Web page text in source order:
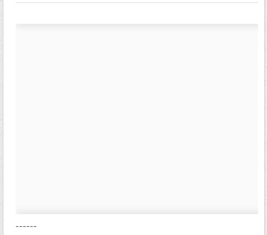
------